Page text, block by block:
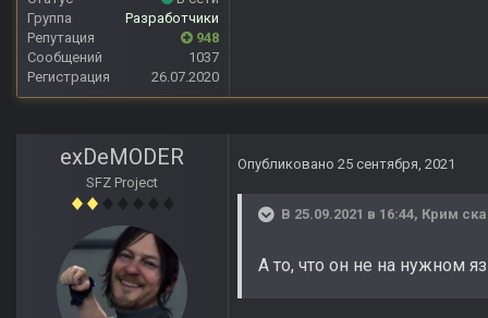
Группа
Разработчики
Репутация
948
Сообщений
1037
Регистрация
26.07.2020
exDeMODER
SFZ Project
Опубликовано 25 сентября, 2021
В 25.09.2021 в 16:44, Крим
А то, что он не на нужном